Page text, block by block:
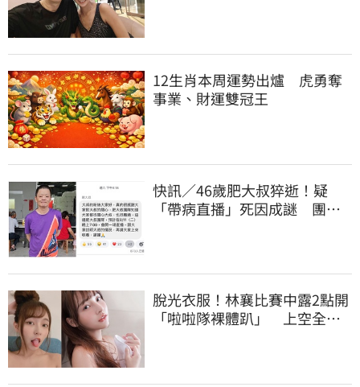
12生肖本周運勢出爐 虎勇奪
事業、財運雙冠王
快訊／46歲肥大叔猝逝！疑
「帶病直播」死因成謎 團隊
脫光衣服！林襄比賽中露2點開
「啦啦隊裸體趴」 上空全裸